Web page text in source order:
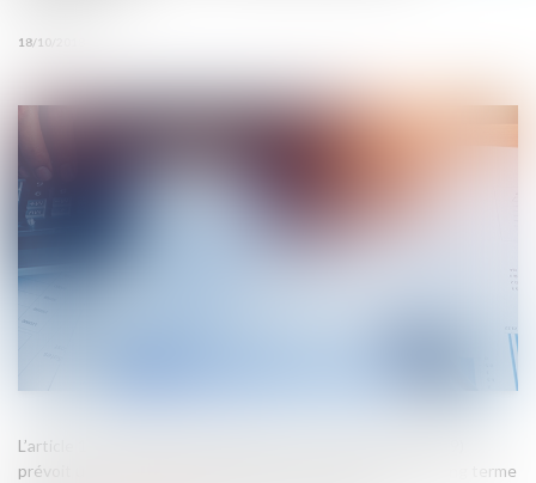
18/10/2018
L’article 14 du projet de loi de finances pour 2019 (PLF 2019)
prévoit une réforme du régime des plus-values nettes à long terme